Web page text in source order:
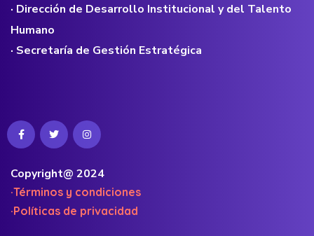
· Dirección de Desarrollo Institucional y del Talento
Humano
· Secretaría de Gestión Estratégica
Copyright@ 2024
·Términos y condiciones
·Políticas de privacidad